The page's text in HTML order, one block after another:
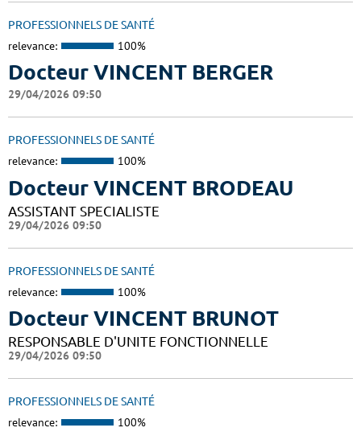
PROFESSIONNELS DE SANTÉ
relevance: 100%
Docteur VINCENT BERGER
29/04/2026 09:50
PROFESSIONNELS DE SANTÉ
relevance: 100%
Docteur VINCENT BRODEAU
ASSISTANT SPECIALISTE
29/04/2026 09:50
PROFESSIONNELS DE SANTÉ
relevance: 100%
Docteur VINCENT BRUNOT
RESPONSABLE D'UNITE FONCTIONNELLE
29/04/2026 09:50
PROFESSIONNELS DE SANTÉ
relevance: 100%